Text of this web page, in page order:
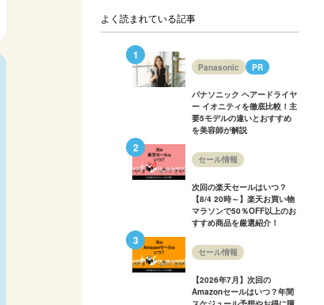
よく読まれている記事
Panasonic PR
パナソニック ヘアードライヤ
ー イオニティを徹底比較！主
要5モデルの違いとおすすめ
を美容師が解説
セール情報
次回の楽天セールはいつ？
【8/4 20時～】楽天お買い物
マラソンで50％OFF以上のお
すすめ商品を厳選紹介！
セール情報
【2026年7月】次回の
Amazonセールはいつ？年間